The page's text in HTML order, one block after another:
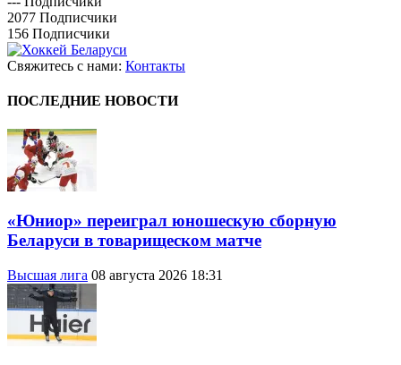
2077 Подписчики
156 Подписчики
Свяжитесь с нами: Контакты
ПОСЛЕДНИЕ НОВОСТИ
«Юниор» переиграл юношескую сборную
Беларуси в товарищеском матче
Высшая лига 08 августа 2026 18:31